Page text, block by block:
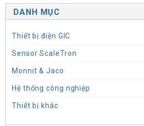
DANH MỤC
Thiết bị điện GIC
Sensor ScaleTron
Monnit & Jaco
Hệ thống công nghiệp
Thiết bị khác